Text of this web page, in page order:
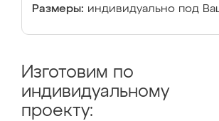
Размеры: индивидуально под
Изготовим по
индивидуальному
проекту: